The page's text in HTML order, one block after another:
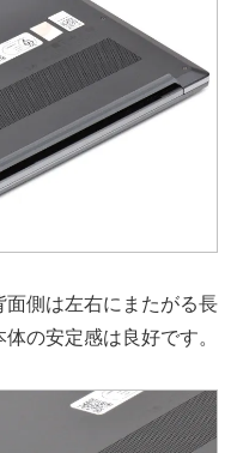
面側は左右にまたがる長
の安定感は良好です。